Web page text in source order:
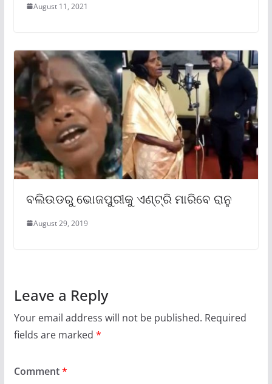
August 11, 2021
ବଲିଉଡରୁ ଭୋଜପୁରୀକୁ ଏଣ୍ଟ୍ରି ମାରିବେ ରାନୁ
August 29, 2019
Leave a Reply
Your email address will not be published. Required
fields are marked *
Comment*